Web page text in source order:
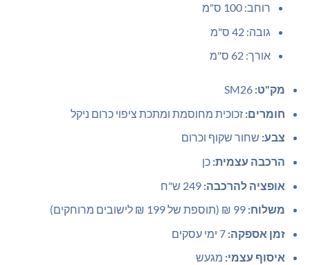
רוחב: 100 ס"מ
גובה: 42 ס"מ
אורך: 62 ס"מ
מק"ט:
חומרים: זכוכית מחוסמת ומתכת ציפוי כרום ניקל
צבע: שחור שקוף וכרום
הרכבה עצמית: כן
אופציה להרכבה:
משלוח:
זמן אספקה:
איסוף עצמי: מגעש